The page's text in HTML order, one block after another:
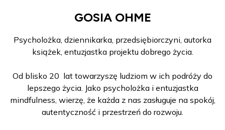
GOSIA OHME
Psycholożka, dziennikarka, przedsiębiorczyni, autorka
książek, entuzjastka projektu dobrego życia.
Od blisko 20 lat towarzyszę ludziom w ich podróży do
lepszego życia. Jako psycholożka i entuzjastka
mindfulness, wierzę, że każda z nas zasługuje na spokój,
autentyczność i przestrzeń do rozwoju.